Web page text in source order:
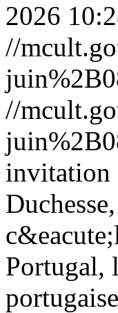
2026
//
//
invitation
Portugal,